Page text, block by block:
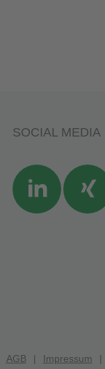
SOCIAL MEDIA
AGB Impressum